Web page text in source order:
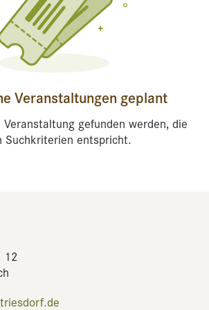
Veranstaltungen geplant
Veranstaltung gefunden werden, die
Suchkriterien entspricht.
12